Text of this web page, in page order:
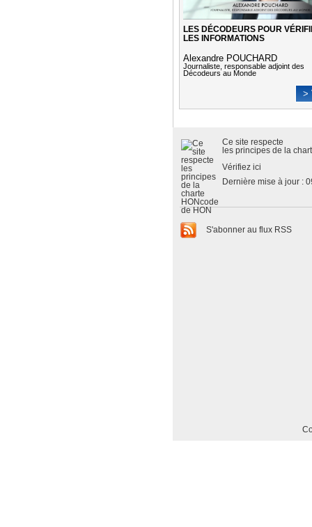
LES DÉCODEURS POUR
LES INFORMATIONS
Alexandre POUCHARD
Journaliste, responsable adjoint des
Décodeurs au Monde
>
Ce site respecte
les principes de la
Vérifiez ici
Dernière mise à jour :
S'abonner au flux RSS